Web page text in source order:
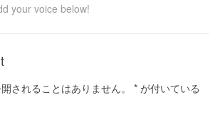
your voice below!
されることはありません。 * が付いている